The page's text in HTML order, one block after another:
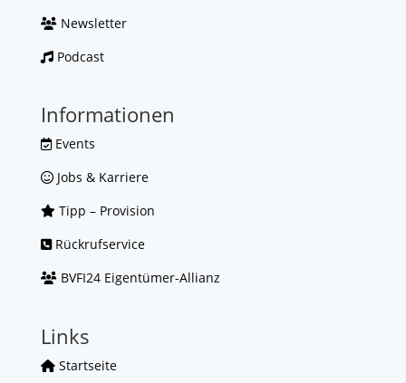
Newsletter
Podcast
Informationen
Events
Jobs & Karriere
Tipp – Provision
Rückrufservice
BVFI24 Eigentümer-Allianz
Links
Startseite